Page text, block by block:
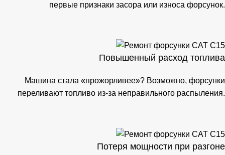
первые признаки засора или износа форсунок.
Повышенный расход топлива
Машина стала «прожорливее»? Возможно, форсунки
переливают топливо из-за неправильного распыления.
Потеря мощности при разгоне